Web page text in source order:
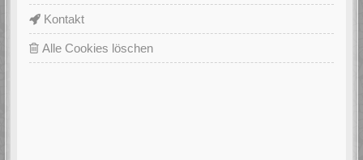
Kontakt
Alle Cookies löschen